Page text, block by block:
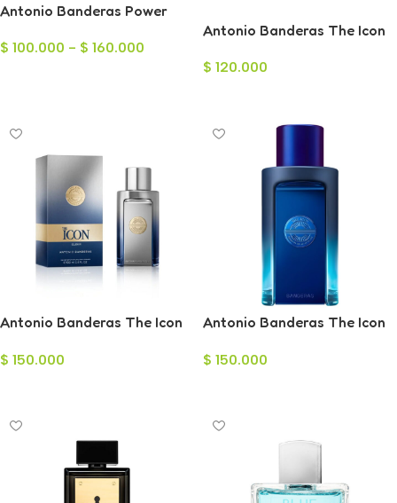
Antonio Banderas Power
$ 100.000 - $ 160.000
Antonio Banderas The Icon
100ml
$ 120.000
Antonio Banderas The Icon
$ 150.000
Antonio Banderas The Icon
para Hombre 100ml
$ 150.000